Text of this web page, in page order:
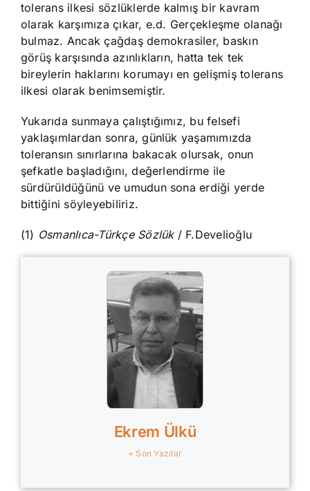
tolerans ilkesi sözlüklerde kalmış bir kavram
olarak karşımıza çıkar, e.d. Gerçekleşme olanağı
bulmaz. Ancak çağdaş demokrasiler, baskın
görüş karşısında azınlıkların, hatta tek tek
bireylerin haklarını korumayı en gelişmiş tolerans
ilkesi olarak benimsemiştir.
Yukarıda sunmaya çalıştığımız, bu felsefi
yaklaşımlardan sonra, günlük yaşamımızda
toleransın sınırlarına bakacak olursak, onun
şefkatle başladığını, değerlendirme ile
sürdürüldüğünü ve umudun sona erdiği yerde
bittiğini söyleyebiliriz.
(1) Osmanlıca-Türkçe Sözlük/ F.Develioğlu
Ekrem Ülkü
+ Son Yazılar